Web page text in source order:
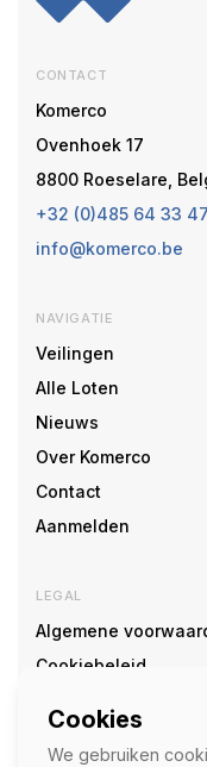
CONTACT
Komerco
Ovenhoek 17
8800 Roeselare,
+32 (0)485 64 33 47
info@komerco.be
NAVIGATIE
Veilingen
Alle Loten
Nieuws
Over Komerco
Contact
Aanmelden
LEGAL
Algemene
Cookiebeleid